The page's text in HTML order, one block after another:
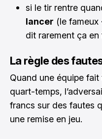
si le tir rentre
lancer (le fameux
dit rarement ça en
La règle des
Quand une équipe
quart-temps,
francs sur des fautes
une remise en jeu.